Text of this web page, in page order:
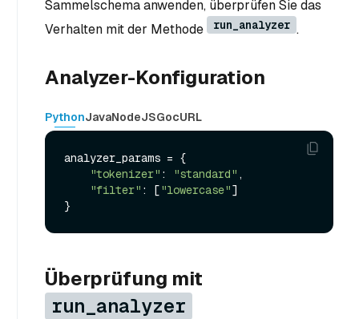
Sammelschema anwenden, überprüfen Sie das
Verhalten mit der Methode
run_analyzer .
Analyzer-Konfiguration
PythonJavaNodeJSGocURL
analyzer_params = {
"tokenizer" : "standard" ,
"filter" : ["lowercase"]
Überprüfung mit
run_analyzer